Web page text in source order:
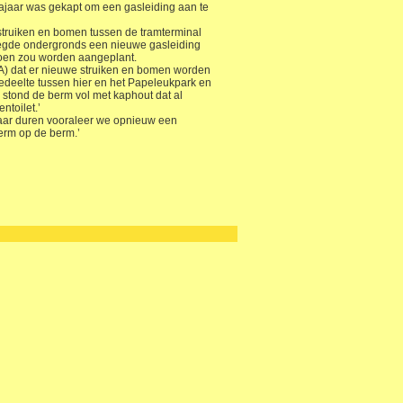
was gekapt om een gasleiding aan te
en bomen tussen de tramterminal
ondergronds een nieuwe gasleiding
zou worden aangeplant.
dat er nieuwe struiken en bomen worden
tussen hier en het Papeleukpark en
de berm vol met kaphout dat al
duren vooraleer we opnieuw een
op de berm.’